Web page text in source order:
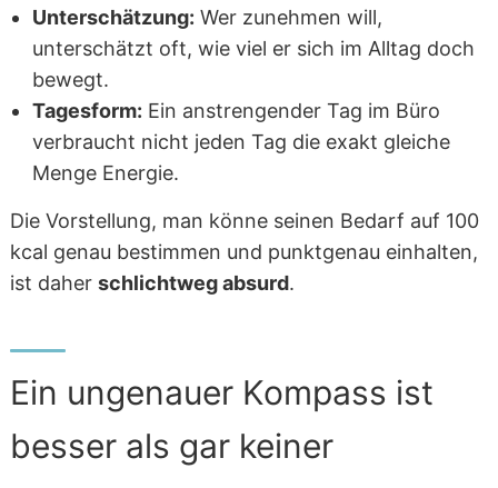
Unterschätzung: Wer zunehmen will,
unterschätzt oft, wie viel er sich im Alltag doch
bewegt.
Tagesform: Ein anstrengender Tag im Büro
verbraucht nicht jeden Tag die exakt gleiche
Menge Energie.
Die Vorstellung, man könne seinen Bedarf auf 100
kcal genau bestimmen und punktgenau einhalten,
ist daher schlichtweg absurd.
Ein ungenauer Kompass ist
besser als gar keiner